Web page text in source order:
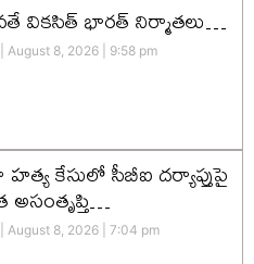
వికసిత్‌ భారత్‌ నిర్మాతలు…
August 8, 2026 9:58 pm
కేసులో సీబీఐ దర్యాప్తుపై
అసంతృప్తి…
August 8, 2026 7:04 pm